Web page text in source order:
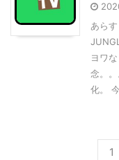
あら
ヨワ
念。
化。
1